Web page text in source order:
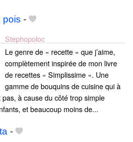
pois -
Stephopoloc
Le genre de « recette » que j’aime,
complètement inspirée de mon livre
de recettes « Simplissime ». Une
gamme de bouquins de cuisine qui à
pas, à cause du côté trop simple
et beaucoup moins de...
-